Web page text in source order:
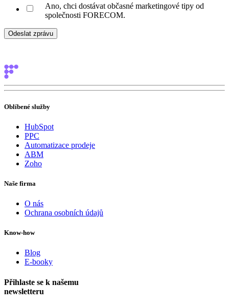
Ano, chci dostávat občasné marketingové tipy od
společnosti FORECOM.
Oblíbené služby
HubSpot
PPC
Automatizace prodeje
ABM
Zoho
Naše firma
O nás
Ochrana osobních údajů
Know-how
Blog
E-booky
Přihlaste se k našemu
newsletteru